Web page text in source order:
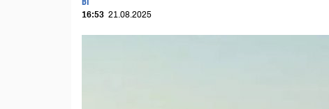
16:53 21.08.2025